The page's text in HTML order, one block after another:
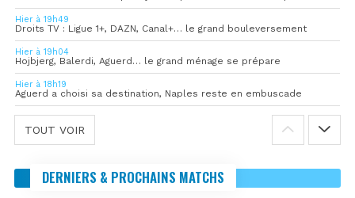
Hier à 19h49
Droits TV : Ligue 1+, DAZN, Canal+… le grand bouleversement
Hier à 19h04
Hojbjerg, Balerdi, Aguerd… le grand ménage se prépare
Hier à 18h19
Aguerd a choisi sa destination, Naples reste en embuscade
TOUT VOIR
DERNIERS & PROCHAINS MATCHS